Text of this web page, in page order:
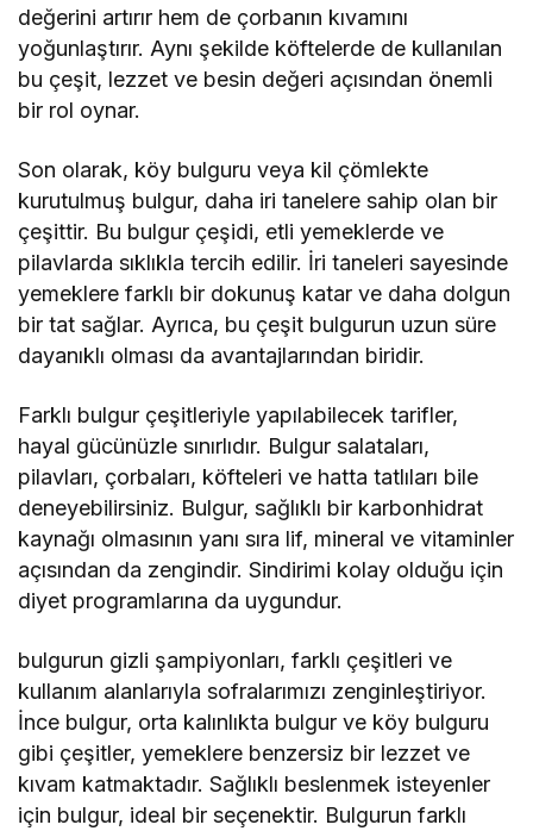
değerini artırır hem de çorbanın kıvamını
yoğunlaştırır. Aynı şekilde köftelerde de kullanılan
bu çeşit, lezzet ve besin değeri açısından önemli
bir rol oynar.
Son olarak, köy bulguru veya kil çömlekte
kurutulmuş bulgur, daha iri tanelere sahip olan bir
çeşittir. Bu bulgur çeşidi, etli yemeklerde ve
pilavlarda sıklıkla tercih edilir. İri taneleri sayesinde
yemeklere farklı bir dokunuş katar ve daha dolgun
bir tat sağlar. Ayrıca, bu çeşit bulgurun uzun süre
dayanıklı olması da avantajlarından biridir.
Farklı bulgur çeşitleriyle yapılabilecek tarifler,
hayal gücünüzle sınırlıdır. Bulgur salataları,
pilavları, çorbaları, köfteleri ve hatta tatlıları bile
deneyebilirsiniz. Bulgur, sağlıklı bir karbonhidrat
kaynağı olmasının yanı sıra lif, mineral ve vitaminler
açısından da zengindir. Sindirimi kolay olduğu için
diyet programlarına da uygundur.
bulgurun gizli şampiyonları, farklı çeşitleri ve
kullanım alanlarıyla sofralarımızı zenginleştiriyor.
İnce bulgur, orta kalınlıkta bulgur ve köy bulguru
gibi çeşitler, yemeklere benzersiz bir lezzet ve
kıvam katmaktadır. Sağlıklı beslenmek isteyenler
için bulgur, ideal bir seçenektir. Bulgurun farklı